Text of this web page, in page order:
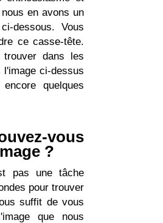
en avons un
dessous. Vous
ce casse-tête.
dans les
ci-dessus
quelques
vous
?
pas une tâche
pour trouver
suffit de vous
que nous